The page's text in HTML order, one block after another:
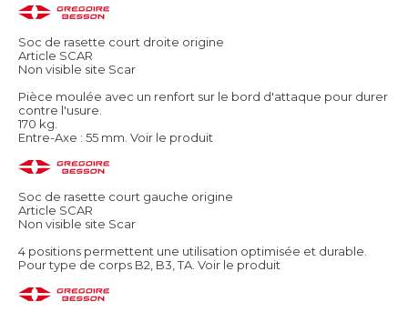
Soc de rasette court droite origine
Article SCAR
Non visible site Scar
Pièce moulée avec un renfort sur le bord d'attaque pour durer
contre l'usure.
170 kg.
Entre-Axe : 55 mm. Voir le produit
Soc de rasette court gauche origine
Article SCAR
Non visible site Scar
4 positions permettent une utilisation optimisée et durable.
Pour type de corps B2, B3, TA. Voir le produit